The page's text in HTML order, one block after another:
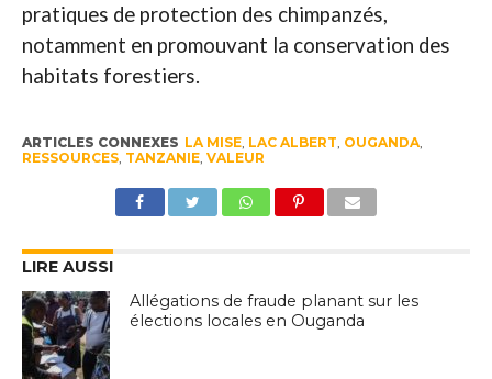
pratiques de protection des chimpanzés,
notamment en promouvant la conservation des
habitats forestiers.
ARTICLES CONNEXES LA MISE, LAC ALBERT OUGANDA,
RESSOURCES, TANZANIE, VALEUR
LIRE AUSSI
Allégations de fraude planant sur les
élections locales en Ouganda